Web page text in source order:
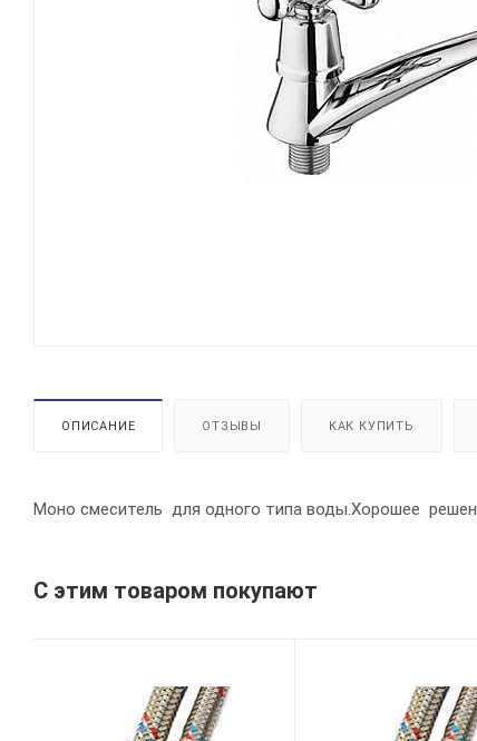
ОПИСАНИЕ ОТЗЫВЫ КАК КУПИТЬ
Моно смеситель для одного типа воды.Хорошее
С этим товаром покупают